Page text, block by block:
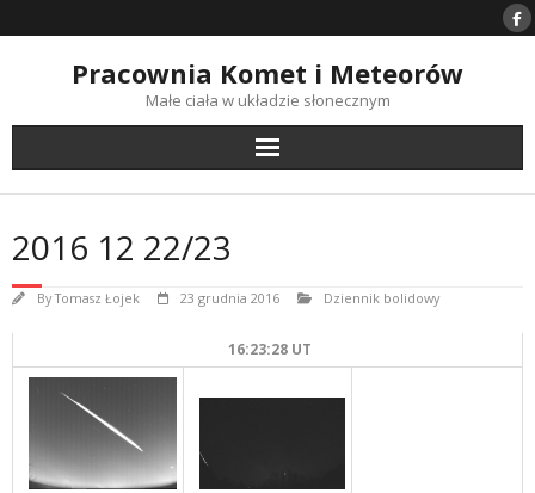
to
Pracownia Komet i Meteorów
Małe ciała w układzie słonecznym
2016 12 22/23
ByTomasz Łojek 23 grudnia 2016 Dziennik bolidowy
16:23:28 UT